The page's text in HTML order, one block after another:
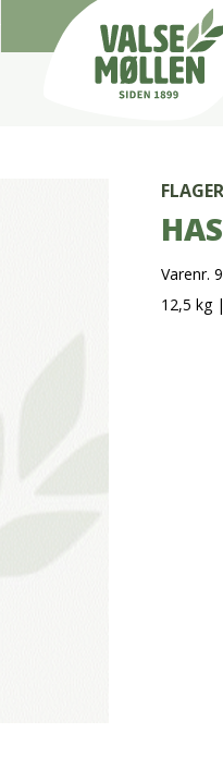
FLAGER
Varenr.
12,5 kg |